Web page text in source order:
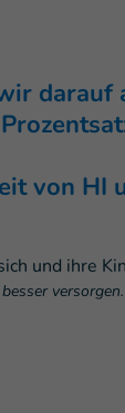
darauf
von
versorgen.